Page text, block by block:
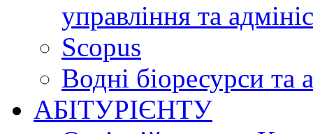
управління та
Scopus
Водні біоресурси та
АБІТУРІЄНТУ